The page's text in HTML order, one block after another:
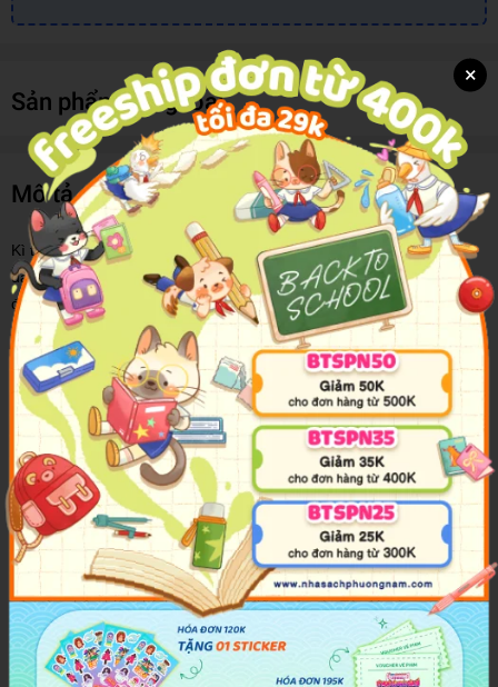
Sản phẩm cùng loại
Mô tả sản phẩm
Kì thi tiếng Nhật Nat-test là kì thi để kiểm tra năng lực tiếng Nhật
dành cho những người học tiếng Nhật mà không phải là tiếng mẹ
đẻ. Kì thi dựa vào mức độ khó để chia thành 5 cấp độ. Kì thi này sẽ
đánh giá năng lực một cách tổng hợp với 3 môn thi “từ vựng”,
“nghe hiểu”, và “đọc hiểu”.
Quyển sách này hướng dẫn về phần thi “từ vựng” của kì thi tiếng
Nhật Nat-test. Phần thi này tổng cộng có 5 phần thi lớn. Hai phần
thi đầu là đề văn tự, chủ yếu kiểm tra cách viết và âm đọc của từ.
Ba phần thi sau là đề từ vựng, chủ yếu kiểm tra sự nắm vững và
ứng dụng của từ vựng.
Sách có bố cục chặt chẽ, các nội dung của phần thi được trình bày
rõ ràng và kĩ lưỡng nhằm giúp người học nắm vững triệt để âm đọc
của từ, phân biệt chính xác trọng điểm của từ. Từ đó có sự chuẩn
bị phù hợp để tự tin bước vào từng phần thi.
Chúc các bạn đạt được điểm cao trong kì thi.
×